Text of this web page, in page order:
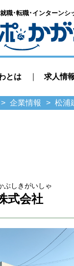
職･転職･ インターンシ
とは 求人情
企業情報 松浦
ぶしきがいしゃ
式会社